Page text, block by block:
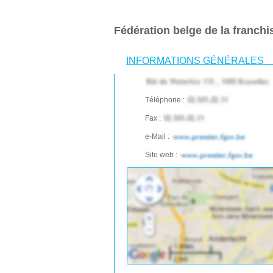
Fédération belge de la
INFORMATIONS GÉNÉRALES
Téléphone :
Fax :
e-Mail :
Site web :